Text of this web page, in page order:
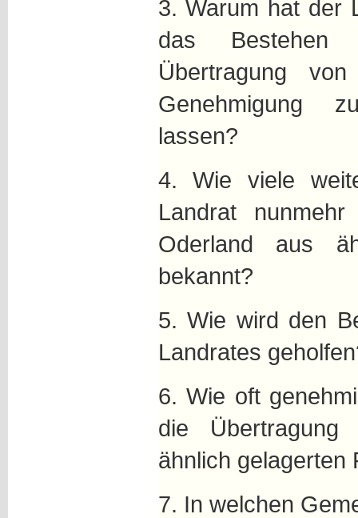
3. Warum hat der
das Bestehen
Übertragung
Genehmigung
lassen?
4. Wie viele
Landrat
Oderland aus
bekannt?
5. Wie wird den
Landrates
6. Wie oft
die
ähnlich gelagerten
7. In welchen